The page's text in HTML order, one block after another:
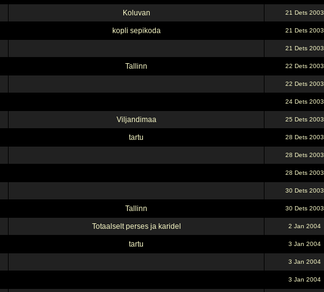
Koluvan 21 Dets 2003
kopli sepikoda 21 Dets 2003
21 Dets 2003
Tallinn 22 Dets 2003
22 Dets 2003
24 Dets 2003
Viljandimaa 25 Dets 2003
tartu 28 Dets 2003
28 Dets 2003
28 Dets 2003
30 Dets 2003
Tallinn 30 Dets 2003
Totaalselt perses ja karidel 2 Jan 2004
tartu 3 Jan 2004
3 Jan 2004
3 Jan 2004